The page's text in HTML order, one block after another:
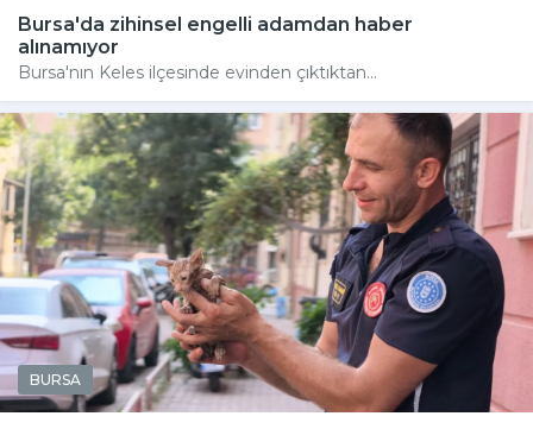
Bursa'da zihinsel engelli adamdan haber
alınamıyor
Bursa'nın Keles ilçesinde evinden çıktıktan...
BURSA